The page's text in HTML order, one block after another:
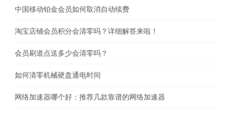
中国移动铂金会员如何取消自动续费
淘宝店铺会员积分会清零吗？详细解答来啦！
会员刷道点送多少会清零吗？
如何清零机械硬盘通电时间
网络加速器哪个好：推荐几款靠谱的网络加速器